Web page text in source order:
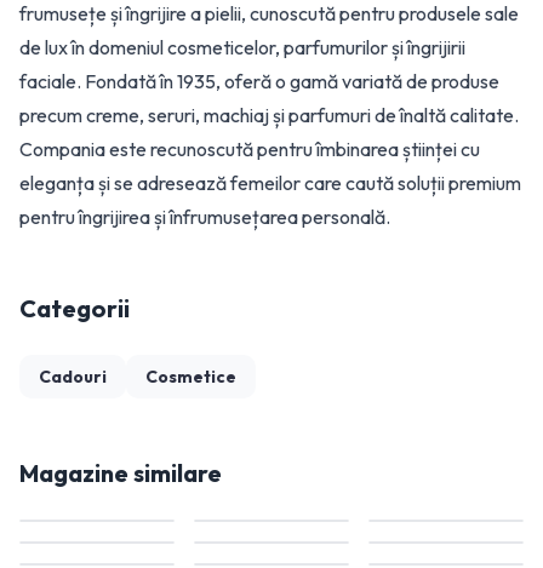
frumusețe și îngrijire a pielii, cunoscută pentru produsele sale
de lux în domeniul cosmeticelor, parfumurilor și îngrijirii
faciale. Fondată în 1935, oferă o gamă variată de produse
precum creme, seruri, machiaj și parfumuri de înaltă calitate.
Compania este recunoscută pentru îmbinarea științei cu
eleganța și se adresează femeilor care caută soluții premium
pentru îngrijirea și înfrumusețarea personală.
Categorii
Cadouri Cosmetice
Magazine similare